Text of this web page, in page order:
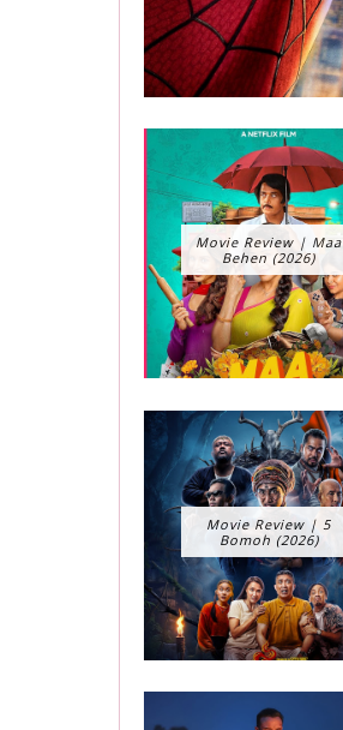
Movie Review | Maa
Behen (2026)
Movie Review | 5
Bomoh (2026)